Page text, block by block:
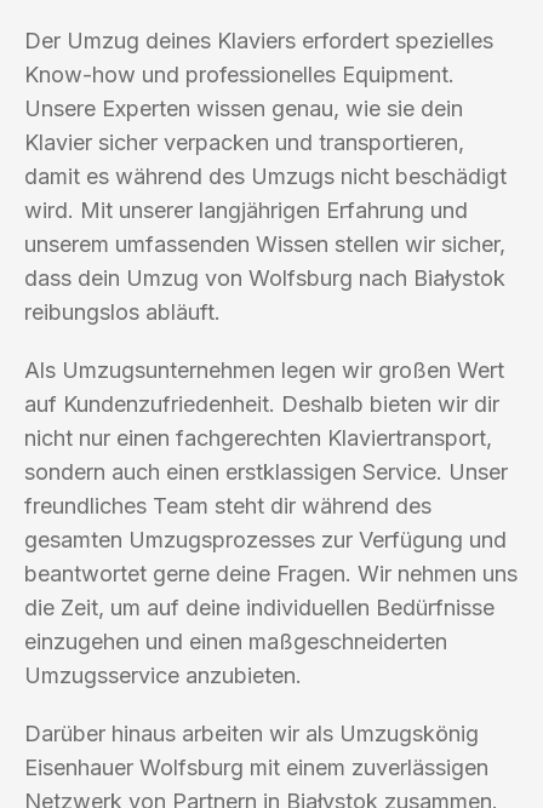
Der Umzug deines Klaviers erfordert spezielles
Know-how und professionelles Equipment.
Unsere Experten wissen genau, wie sie dein
Klavier sicher verpacken und transportieren,
damit es während des Umzugs nicht beschädigt
wird. Mit unserer langjährigen Erfahrung und
unserem umfassenden Wissen stellen wir sicher,
dass dein Umzug von Wolfsburg nach Białystok
reibungslos abläuft.
Als Umzugsunternehmen legen wir großen Wert
auf Kundenzufriedenheit. Deshalb bieten wir dir
nicht nur einen fachgerechten Klaviertransport,
sondern auch einen erstklassigen Service. Unser
freundliches Team steht dir während des
gesamten Umzugsprozesses zur Verfügung und
beantwortet gerne deine Fragen. Wir nehmen uns
die Zeit, um auf deine individuellen Bedürfnisse
einzugehen und einen maßgeschneiderten
Umzugsservice anzubieten.
Darüber hinaus arbeiten wir als Umzugskönig
Eisenhauer Wolfsburg mit einem zuverlässigen
Netzwerk von Partnern in Białystok zusammen.